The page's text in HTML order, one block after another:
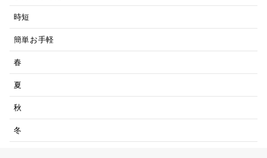
時短
簡単お手軽
春
夏
秋
冬